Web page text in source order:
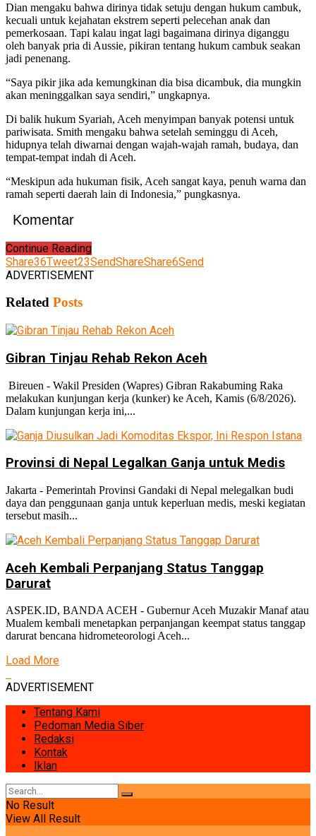
Dian mengaku bahwa dirinya tidak setuju dengan hukum cambuk,
kecuali untuk kejahatan ekstrem seperti pelecehan anak dan
pemerkosaan. Tapi kalau ingat lagi bagaimana dirinya diganggu
oleh banyak pria di Aussie, pikiran tentang hukum cambuk seakan
jadi penenang.
“Saya pikir jika ada kemungkinan dia bisa dicambuk, dia mungkin
akan meninggalkan saya sendiri,” ungkapnya.
Di balik hukum Syariah, Aceh menyimpan banyak potensi untuk
pariwisata. Smith mengaku bahwa setelah seminggu di Aceh,
hidupnya telah diwarnai dengan wajah-wajah ramah, budaya, dan
tempat-tempat indah di Aceh.
“Meskipun ada hukuman fisik, Aceh sangat kaya, penuh warna dan
ramah seperti daerah lain di Indonesia,” pungkasnya.
Komentar
Continue Reading
Share36Tweet23SendShareShare6Send
ADVERTISEMENT
Related Posts
Gibran Tinjau Rehab Rekon Aceh
Bireuen - Wakil Presiden (Wapres) Gibran Rakabuming Raka
melakukan kunjungan kerja (kunker) ke Aceh, Kamis (6/8/2026).
Dalam kunjungan kerja ini,...
Provinsi di Nepal Legalkan Ganja untuk Medis
Jakarta - Pemerintah Provinsi Gandaki di Nepal melegalkan budi
daya dan penggunaan ganja untuk keperluan medis, meski kegiatan
tersebut masih...
Aceh Kembali Perpanjang Status Tanggap
Darurat
ASPEK.ID, BANDA ACEH - Gubernur Aceh Muzakir Manaf atau
Mualem kembali menetapkan perpanjangan keempat status tanggap
darurat bencana hidrometeorologi Aceh...
Load More
ADVERTISEMENT
Tentang Kami
Pedoman Media Siber
Redaksi
Kontak
Iklan
No Result
View All Result